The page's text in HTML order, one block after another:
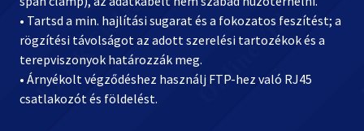
• Tartsd a min. hajlítási sugarat és a fokozatos feszítést; a
rögzítési távolságot az adott szerelési tartozékok és a
terepviszonyok határozzák meg.
• Árnyékolt végződéshez használj FTP-hez való RJ45
csatlakozót és földelést.